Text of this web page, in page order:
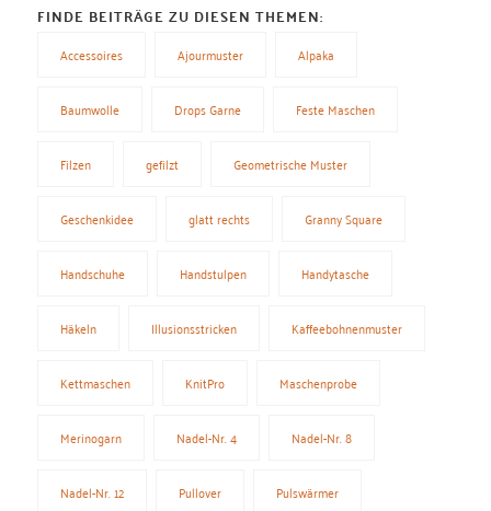
FINDE BEITRÄGE ZU DIESEN THEMEN:
Accessoires Ajourmuster Alpaka
Baumwolle Drops Garne Feste Maschen
Filzen gefilzt Geometrische Muster
Geschenkidee glatt rechts Granny Square
Handschuhe Handstulpen Handytasche
Häkeln Illusionsstricken Kaffeebohnenmuster
Kettmaschen KnitPro Maschenprobe
Merinogarn Nadel-Nr. 4 Nadel-Nr. 8
Nadel-Nr. 12 Pullover Pulswärmer